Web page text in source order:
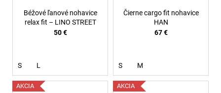
Béžové ľanové nohavice
relax fit – LINO STREET
50 €
S L
Čierne cargo fit nohavice
HAN
67 €
S M
AKCIA AKCIA